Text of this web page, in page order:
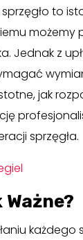
to
możemy
Jednak z
jak
sprzęgła.